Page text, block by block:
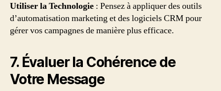
Utiliser la Technologie : Pensez à appliquer des outils
d’automatisation marketing et des logiciels CRM pour
gérer vos campagnes de manière plus efficace.
7. Évaluer la Cohérence de
Votre Message